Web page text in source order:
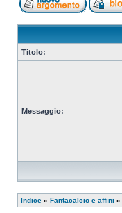
Titolo:
Messaggio:
Indice » Fantacalcio e affini »